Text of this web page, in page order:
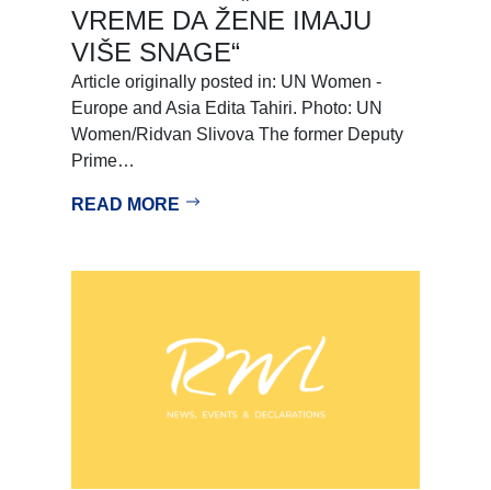
VREME DA ŽENE IMAJU
VIŠE SNAGE“
Article originally posted in: UN Women -
Europe and Asia Edita Tahiri. Photo: UN
Women/Ridvan Slivova The former Deputy
Prime…
READ MORE